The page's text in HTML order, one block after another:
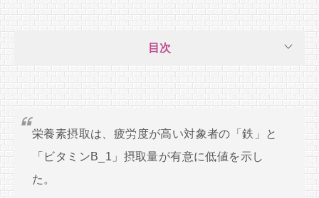
目次
栄養素摂取は、疲労度が高い対象者の「鉄」と
「ビタミンB_1」摂取量が有意に低値を示し
た。